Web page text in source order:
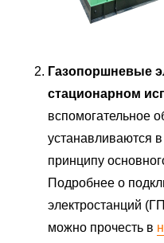
Газопоршневые
стационарном
вспомогательное
устанавливаются
принципу
Подробнее о
электростанций
можно прочесть в